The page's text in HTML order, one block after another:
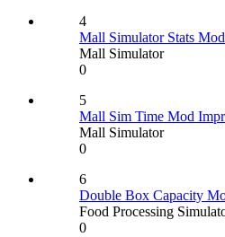
4
Mall Simulator Stats
Mall Simulator
0
5
Mall Sim Time Mod
Mall Simulator
0
6
Double Box Capacity
Food Processing
0